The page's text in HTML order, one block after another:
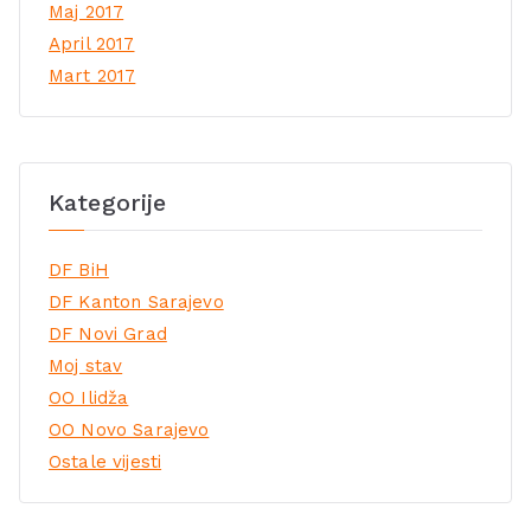
Maj 2017
April 2017
Mart 2017
Kategorije
DF BiH
DF Kanton Sarajevo
DF Novi Grad
Moj stav
OO Ilidža
OO Novo Sarajevo
Ostale vijesti